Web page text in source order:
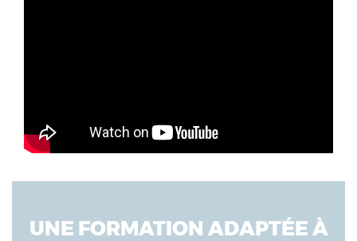
UNE FORMATION ADAPTÉE À